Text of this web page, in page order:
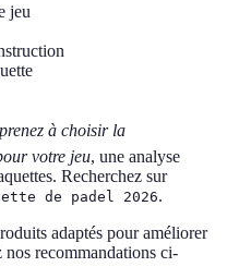
jeu
à choisir la
votre jeu, une analyse
Recherchez sur
de padel 2026.
adaptés pour améliorer
recommandations ci-